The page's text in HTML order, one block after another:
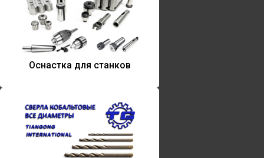
Оснастка для станков